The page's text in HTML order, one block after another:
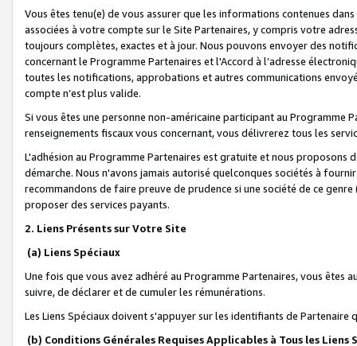
Vous êtes tenu(e) de vous assurer que les informations contenues
associées à votre compte sur le Site Partenaires, y compris votre
toujours complètes, exactes et à jour. Nous pouvons envoyer des
concernant le Programme Partenaires et l'Accord à l’adresse
toutes les notifications, approbations et autres communications
compte n’est plus valide.
Si vous êtes une personne non-américaine participant au
renseignements fiscaux vous concernant, vous délivrerez tous les
L'adhésion au Programme Partenaires est gratuite et nous proposons
démarche. Nous n'avons jamais autorisé quelconques sociétés à
recommandons de faire preuve de prudence si une société de ce
proposer des services payants.
2. Liens Présents sur Votre Site
(a) Liens Spéciaux
Une fois que vous avez adhéré au Programme Partenaires, vous êtes
suivre, de déclarer et de cumuler les rémunérations.
Les Liens Spéciaux doivent s'appuyer sur les identifiants de Partenaire
(b) Conditions Générales Requises Applicables à Tous les Liens